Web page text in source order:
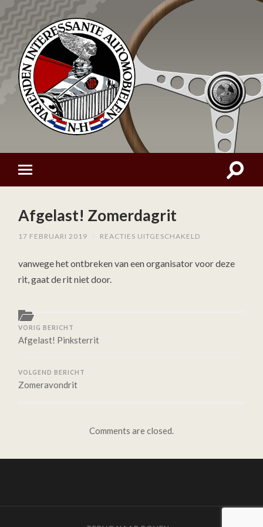
Afgelast! Zomerdagrit
17 FEBRUARI 2019 REACTIES UITGESCHAKELD
vanwege het ontbreken van een organisator voor deze
rit, gaat de rit niet door.
VORIG BERICHT
Afgelast! Pinksterrit
VOLGEND BERICHT
Zomeravondrit
Comments are closed.